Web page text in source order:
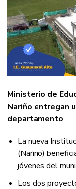
Ministerio de
Nariño entregan
departamento
La nueva
(Nariño)
jóvenes del
Los dos